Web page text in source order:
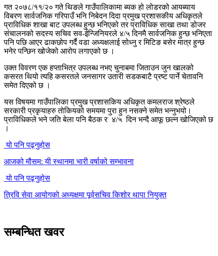
गत २०७८/११/२० गते थिङले गाउँपालिकामा ब्यक हो लोडरको आयब्याय
विबरण सार्वजनिक गरिपाउँ भनि निबेदन दिदा प्रमुख प्रशासकीय अधिकृतले
प्राविधिक शाखा बाट उपलब्ध हुन्छ भनिएको तर प्राविधिक साखा तथा डोजर
संचालनको सदस्य सचिव सव-ईन्जिनियरले ४/५ दिनमै सार्वजनिक हुन्छ भनिएता
पनि पछि आएर ढाकछोप गर्दै वडा अध्यक्षलाई सोध्नु र मिटिङ बसेर मात्र हुन्छ
भनेर पन्छिन खोजेको आरोप लगाएको छ ।
उक्त विवरण एक हप्ताभित्र उपलब्ध नभए चुनाबमा जिताउन जुन खालको
कसरत थियो त्यहि कसरतले जनसागर उतारी सडकबाटै प्रष्ट पार्ने चेतावनि
समेत दिएको छ ।
यस विषयमा गाउँपालिका प्रमुख प्रशासकिय अधिकृत कमलराज श्रेष्ठले
सरकारी प्रकृयाहरु तोकियको समयमा पुरा हुन नसक्ने समेत भन्नुभयो।
प्राविधिकले भने जति बेला पनि बैठक र ४/५ दिन भन्दै आफू छल्न खोजिएको छ
।
यो पनि पढ्नुहोस
आजको मौसम: यी स्थानमा भारी वर्षाको सम्भावना
यो पनि पढ्नुहोस
त्रिवि सेवा आयोगको अध्यक्षमा पूर्वसचिव किशोर थापा नियुक्त
सम्बन्धित खवर